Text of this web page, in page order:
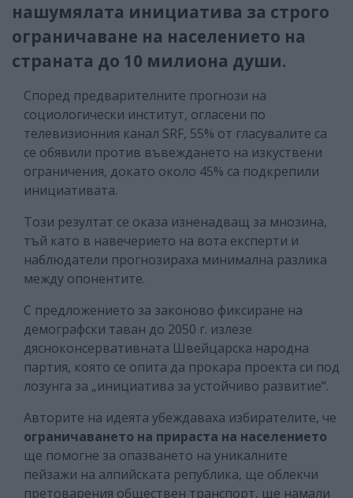
нашумялата инициатива за строго
ограничаване на населението на
страната до 10 милиона души.
Според предварителните прогнози на
социологически институт, огласени по
телевизионния канал SRF, 55% от гласувалите са
се обявили против въвеждането на изкуствени
ограничения, докато около 45% са подкрепили
инициативата.
Този резултат се оказа изненадващ за мнозина,
тъй като в навечерието на вота експерти и
наблюдатели прогнозираха минимална разлика
между опонентите.
С предложението за законово фиксиране на
демографски таван до 2050 г. излезе
дясноконсервативната Швейцарска народна
партия, която се опита да прокара проекта си под
лозунга за „инициатива за устойчиво развитие“.
Авторите на идеята убеждаваха избирателите, че
ограничаването на прираста на населението
ще помогне за опазването на уникалните
пейзажи на алпийската република, ще облекчи
претоварения обществен транспорт, ще намали